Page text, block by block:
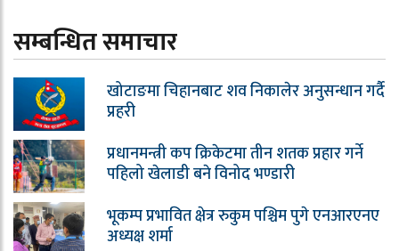
सम्बन्धित समाचार
खोटाङमा चिहानबाट शव निकालेर अनुसन्धान गर्दै
प्रहरी
प्रधानमन्त्री कप क्रिकेटमा तीन शतक प्रहार गर्ने
पहिलो खेलाडी बने विनोद भण्डारी
भूकम्प प्रभावित क्षेत्र रुकुम पश्चिम पुगे एनआरएनए
अध्यक्ष शर्मा